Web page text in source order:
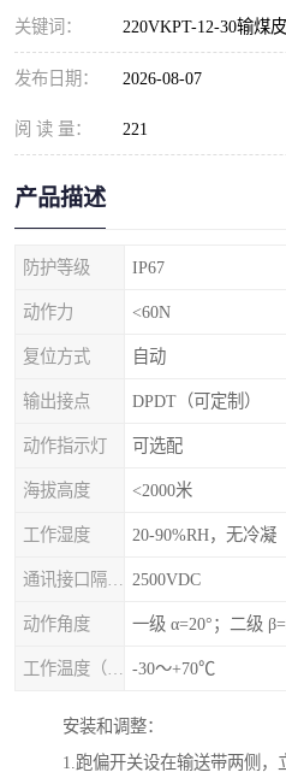
关键词： 220VKPT-12-30输煤
发布日期： 2026-08-07
阅 读 量： 221
产品描述
防护等级 IP67
动作力 <60N
复位方式 自动
输出接点 DPDT（可定制）
动作指示灯 可选配
海拔高度 <2000米
工作湿度 20-90%RH，无冷凝
2500VDC
动作角度 一级 α=20°；二级
-30～+70℃
安装和调整：
1.跑偏开关设在输送带两侧，